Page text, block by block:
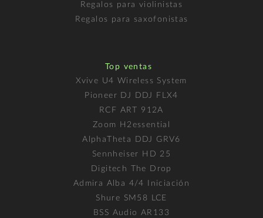
Regalos para violinistas
Regalos para saxofonistas
Top ventas
Xvive U4 Wireless System
Pioneer DJ DDJ FLX4
RCF ART 912A
Zoom H2essential
AlphaTheta DDJ GRV6
Sennheiser HD 25
Digitech The Drop
Admira Alba 4/4 Iniciación
Shure SM58 LCE
BSS Audio AR133